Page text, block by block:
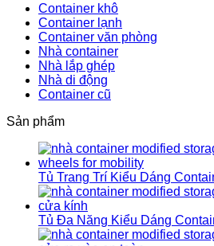
Container khô
Container lạnh
Container văn phòng
Nhà container
Nhà lắp ghép
Nhà di động
Container cũ
Sản phẩm
Tủ Trang Trí Kiểu Dáng
Tủ Đa Năng Kiểu Dáng